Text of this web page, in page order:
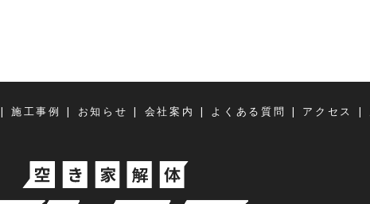
|施工事例 | お知らせ | 会社案内 | よくある質問 | アクセス |